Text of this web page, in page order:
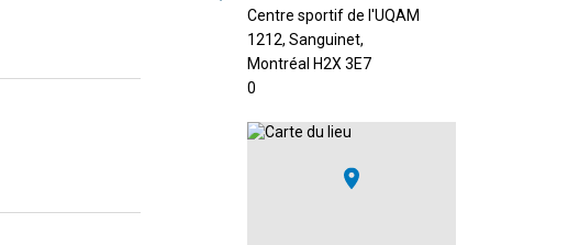
Centre sportif de l'UQAM
1212, Sanguinet,
Montréal H2X 3E7
0